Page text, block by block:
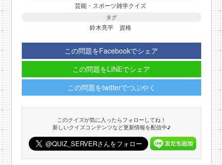
芸能・スポーツ雑学クイズ
タグ
鈴木亮平 資格
この問題をFacebookでシェア
この問題をLINEでシェア
この問題をtwitterでつぶやく
このクイズが気に入ったらフォローしてね！
新しいクイズコンテンツなど更新情報を配信中♪